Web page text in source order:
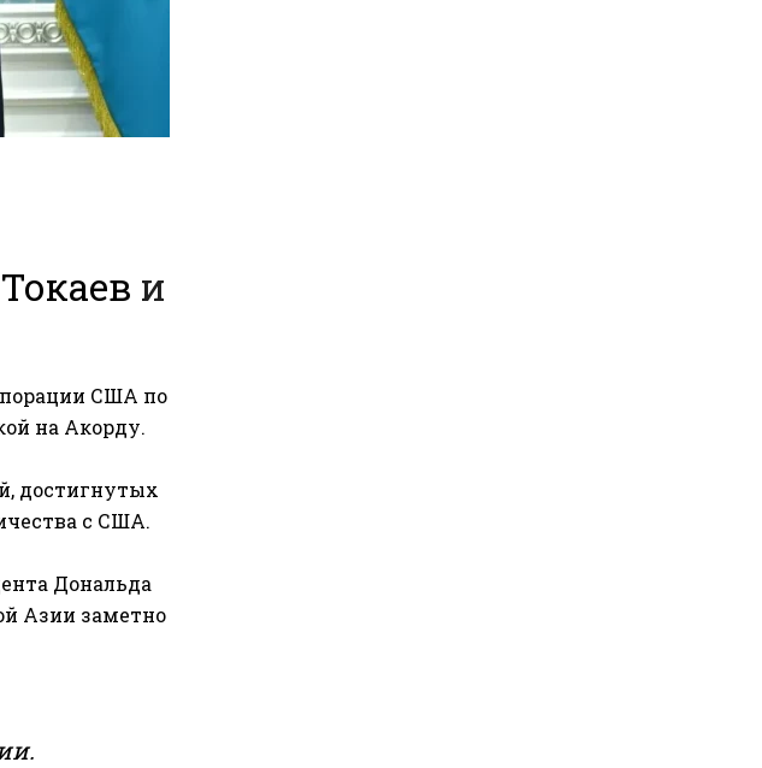
и
США по
на Акорду.
достигнутых
с США.
Дональда
Азии заметно